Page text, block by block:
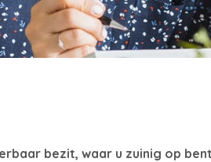
bezit, waar u zuinig op